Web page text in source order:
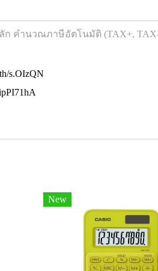
คำนวณภาษีอัตโนมัติ (TAX+,
s.OIzQN
New